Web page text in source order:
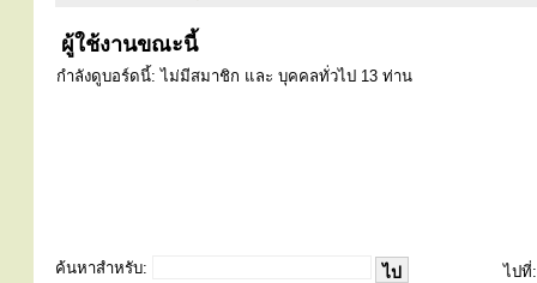
ผู้ใช้งานขณะนี้
กำลังดูบอร์ดนี้: ไม่มีสมาชิก และ บุคคลทั่วไป 13 ท่าน
ค้นหาสำหรับ: ไปที่: